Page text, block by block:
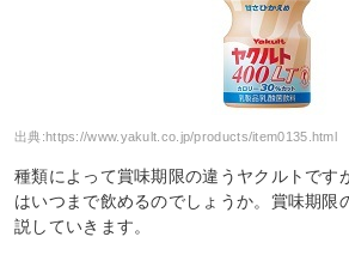
出典:https://www.yakult.co.jp/products/item0135.html
種類によって賞味期限の違うヤクルトです
はいつまで飲めるのでしょうか。賞味期限
説していきます。